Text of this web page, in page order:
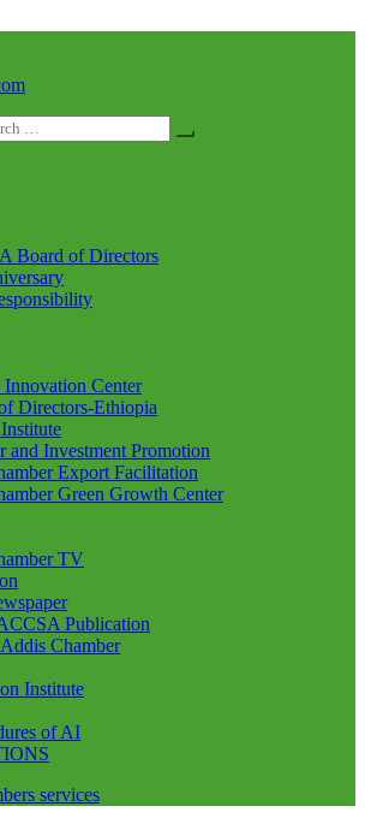
Board of Directors
Innovation Center
Directors-Ethiopia
and Investment Promotion
Export Facilitation
Green Growth Center
TV
Publication
Chamber
Institute
of AI
services